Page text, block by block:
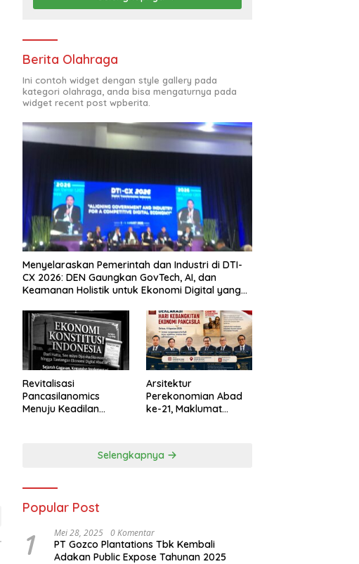
Berita Olahraga
Ini contoh widget dengan style gallery pada
kategori olahraga, anda bisa mengaturnya pada
widget recent post wpberita.
Menyelaraskan Pemerintah dan Industri di DTI-
CX 2026: DEN Gaungkan GovTech, AI, dan
Keamanan Holistik untuk Ekonomi Digital yang
Revitalisasi
Pancasilanomics
Menuju Keadilan
Arsitektur
Perekonomian Abad
ke-21, Maklumat
Selengkapnya
Popular Post
1 Mei 28, 2025 0 Komentar
PT Gozco Plantations Tbk Kembali
Adakan Public Expose Tahunan 2025